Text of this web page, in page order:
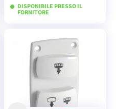
DISPONIBILE PRESSO IL
FORNITORE
VISUALIZZA I
MODELLI